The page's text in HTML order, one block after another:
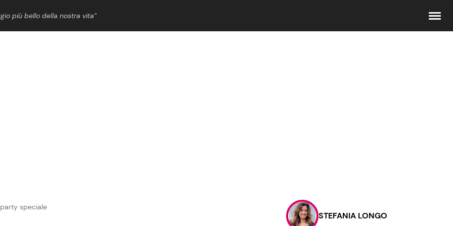
più bello della nostra vita”
Contattaci
Pubblicità
speciale
STEFANIA LONGO